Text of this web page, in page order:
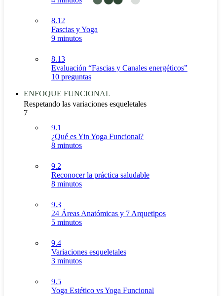
8.12
Fascias y Yoga
9 minutos
8.13
Evaluación “Fascias y Canales energéticos”
10 preguntas
ENFOQUE FUNCIONAL
Respetando las variaciones esqueletales
7
9.1
¿Qué es Yin Yoga Funcional?
8 minutos
9.2
Reconocer la práctica saludable
8 minutos
9.3
24 Áreas Anatómicas y 7 Arquetipos
5 minutos
9.4
Variaciones esqueletales
3 minutos
9.5
Yoga Estético vs Yoga Funcional